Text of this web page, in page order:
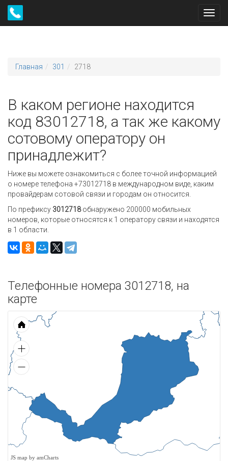
Главная 301 2718
В каком регионе находится
код 83012718, а так же какому
сотовому оператору он
принадлежит?
Ниже вы можете ознакомиться с более точной информацией
о номере телефона +73012718 в международном виде, каким
провайдерам сотовой связи и городам он относится.
По префиксу 3012718обнаружено 200000 мобильных
номеров, которые относятся к 1 оператору связи и находятся
в 1 области.
Телефонные номера 3012718, на
карте
JS map by amCharts